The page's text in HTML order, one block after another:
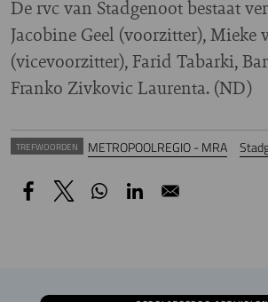
De rvc van Stadgenoot bestaat
Jacobine Geel (voorzitter), Mieke
(vicevoorzitter), Farid Tabarki,
Franko Zivkovic Laurenta. (ND)
TREFWOORDEN METROPOOLREGIO - MRA